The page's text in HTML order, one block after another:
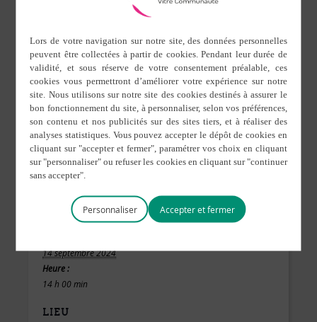
DÉTAILS
14 septembre 2024
Heure :
14 h 00 min
LIEU
ORGANISATEUR
Personnaliser